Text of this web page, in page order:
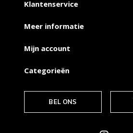
Klantenservice
Meer informatie
Mijn account
Categorieën
BEL ONS